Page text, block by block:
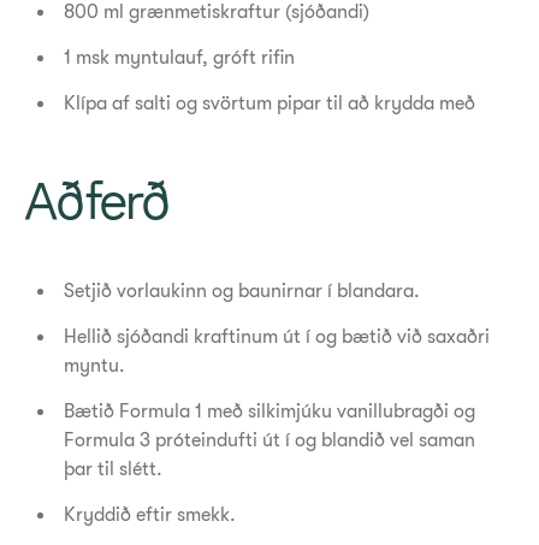
800 ml grænmetiskraftur (sjóðandi)
1 msk myntulauf, gróft rifin
Klípa af salti og svörtum pipar til að krydda með
Aðferð
Setjið vorlaukinn og baunirnar í blandara.
Hellið sjóðandi kraftinum út í og bætið við saxaðri
myntu.
Bætið Formula 1 með silkimjúku vanillubragði og
Formula 3 próteindufti út í og blandið vel saman
þar til slétt.
Kryddið eftir smekk.